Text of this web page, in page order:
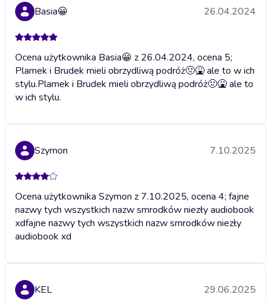
Basia😀 26.04.2024
Ocena użytkownika Basia😀 z 26.04.2024, ocena 5;
Plamek i Brudek mieli obrzydliwą podróż🤢🤮 ale to w ich
stylu.Plamek i Brudek mieli obrzydliwą podróż🤢🤮 ale to
w ich stylu.
Szymon 7.10.2025
Ocena użytkownika Szymon z 7.10.2025, ocena 4; fajne
nazwy tych wszystkich nazw smrodków niezły audiobook
xdfajne nazwy tych wszystkich nazw smrodków niezły
audiobook xd
KEL 29.06.2025